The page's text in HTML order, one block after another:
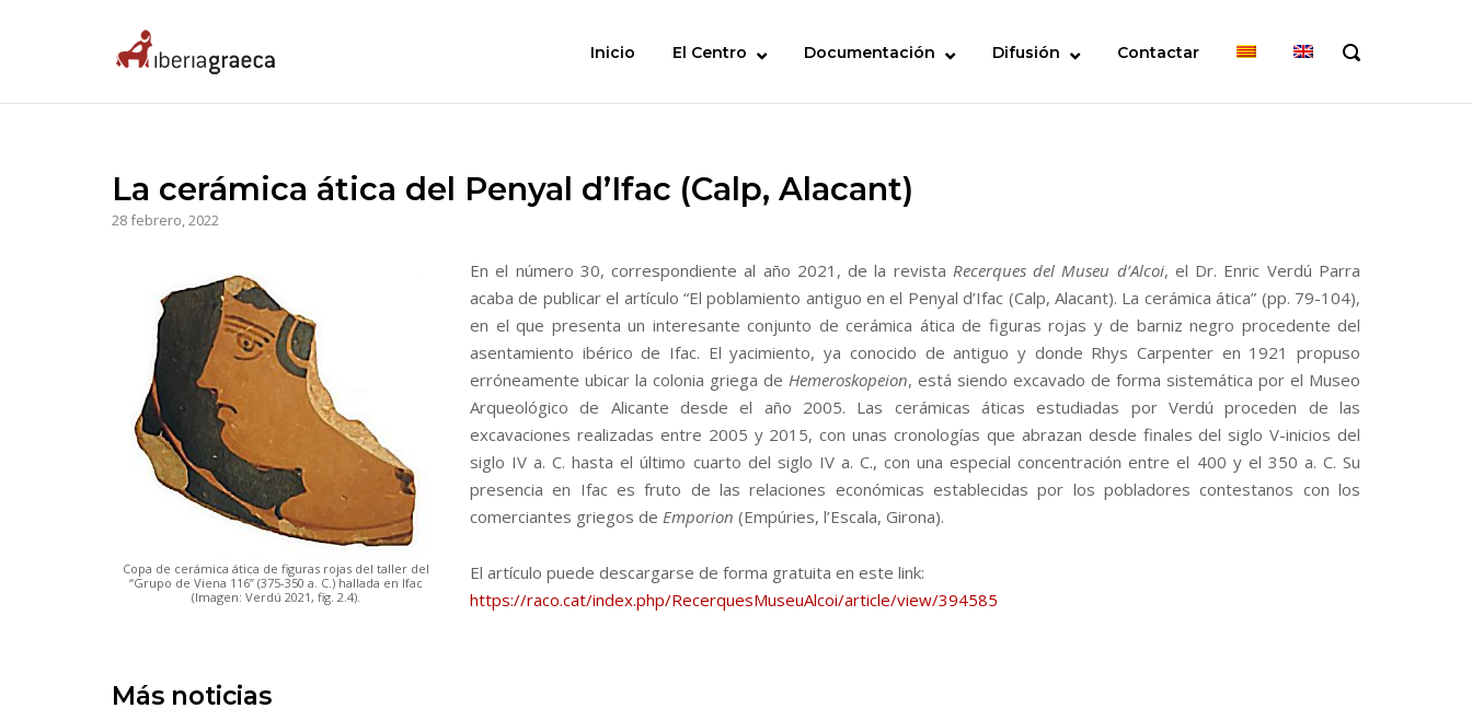
Home
Inicio El Centro Documentación Difusión Contactar
OPEN
La cerámica ática del Penyal d’Ifac (Calp, Alacant)
28 febrero, 2022
Copa de cerámica ática de figuras rojas del taller del
“Grupo de Viena 116” (375-350 a. C.) hallada en Ifac
(Imagen: Verdú 2021, fig. 2.4).
En el número 30, correspondiente al año 2021, de la revista Recerques del Museu d’Alcoi, el Dr. Enric Verdú Parra
acaba de publicar el artículo “El poblamiento antiguo en el Penyal d’Ifac (Calp, Alacant). La cerámica ática” (pp. 79-104),
en el que presenta un interesante conjunto de cerámica ática de figuras rojas y de barniz negro procedente del
asentamiento ibérico de Ifac. El yacimiento, ya conocido de antiguo y donde Rhys Carpenter en 1921 propuso
erróneamente ubicar la colonia griega de Hemeroskopeion, está siendo excavado de forma sistemática por el Museo
Arqueológico de Alicante desde el año 2005. Las cerámicas áticas estudiadas por Verdú proceden de las
excavaciones realizadas entre 2005 y 2015, con unas cronologías que abrazan desde finales del siglo V-inicios del
siglo IV a. C. hasta el último cuarto del siglo IV a. C., con una especial concentración entre el 400 y el 350 a. C. Su
presencia en Ifac es fruto de las relaciones económicas establecidas por los pobladores contestanos con los
comerciantes griegos de Emporion (Empúries, l’Escala, Girona).
El artículo puede descargarse de forma gratuita en este link:
https://raco.cat/index.php/RecerquesMuseuAlcoi/article/view/394585
Más noticias